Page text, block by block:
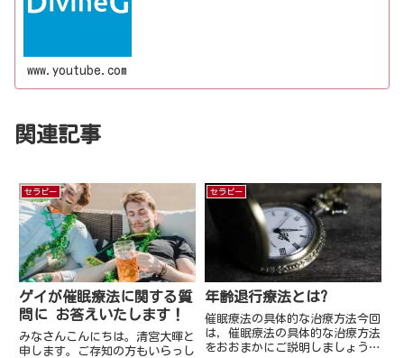
www.youtube.com
関連記事
セラピー
ゲイが催眠療法に関する質
問に お答えいたします！
みなさんこんにちは。清宮大暉と
申します。ご存知の方もいらっし
セラピー
年齢退行療法とは?
催眠療法の具体的な治療方法今回
は，催眠療法の具体的な治療方法
をおおまかにご説明しましょう。